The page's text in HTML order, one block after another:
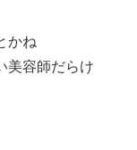
かね
容師だらけ